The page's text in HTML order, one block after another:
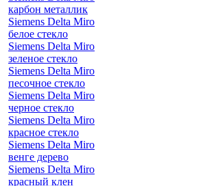
карбон металлик
Siemens Delta Miro
белое стекло
Siemens Delta Miro
зеленое стекло
Siemens Delta Miro
песочное стекло
Siemens Delta Miro
черное стекло
Siemens Delta Miro
красное стекло
Siemens Delta Miro
венге дерево
Siemens Delta Miro
красный клен